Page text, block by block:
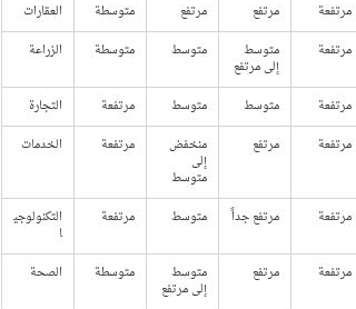
العقارات متوسطة مرتفع مرتفع
مرتفعة
الزراعة
متوسطة متوسط متوسط
إلى مرتفع
مرتفعة
التجارة مرتفعة متوسط متوسط
مرتفعة
الخدمات
مرتفعة منخفض
إلى
متوسط
مرتفع مرتفعة
التكنولوجي
ا
مرتفعة متوسط مرتفع جداً مرتفعة
الصحة متوسطة متوسط
إلى مرتفع
مرتفع مرتفعة